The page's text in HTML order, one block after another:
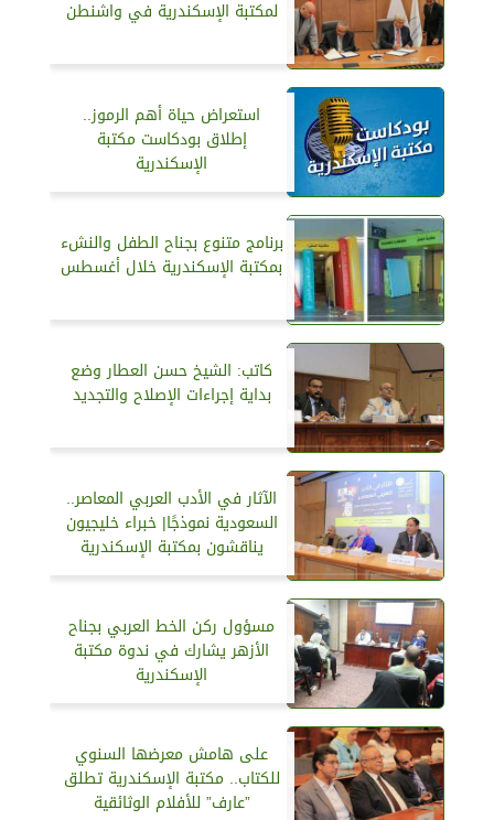
لمكتبة الإسكندرية في واشنطن
استعراض حياة أهم الرموز..
إطلاق بودكاست مكتبة
الإسكندرية
برنامج متنوع بجناح الطفل والنشء
بمكتبة الإسكندرية خلال أغسطس
كاتب: الشيخ حسن العطار وضع
بداية إجراءات الإصلاح والتجديد
الآثار في الأدب العربي المعاصر..
السعودية نموذجًا| خبراء خليجيون
يناقشون بمكتبة الإسكندرية
مسؤول ركن الخط العربي بجناح
الأزهر يشارك في ندوة مكتبة
الإسكندرية
على هامش معرضها السنوي
للكتاب.. مكتبة الإسكندرية تطلق
”عارف” للأفلام الوثائقية